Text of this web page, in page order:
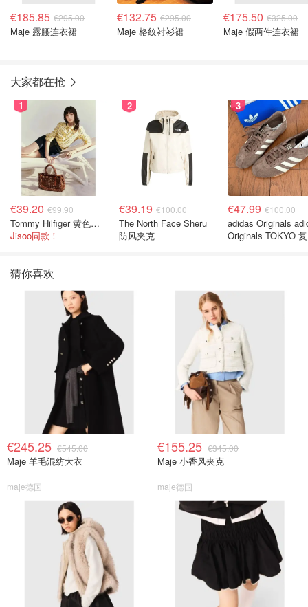
€185.85 €295.00
Maje 露腰连衣裙
€132.75 €295.00
Maje 格纹衬衫裙
€175.50 €325.00
Maje 假两件连衣裙
大家都在抢
1
€39.20 €99.90
Tommy Hilfiger 黄色条纹衬衫
Jisoo同款！
2
€39.19 €100.00
The North Face Sheru
防风夹克
3
€47.99 €100.00
adidas Originals
Originals TOKYO
猜你喜欢
€245.25 €545.00
Maje 羊毛混纺大衣
maje德国
€155.25 €345.00
Maje 小香风夹克
maje德国